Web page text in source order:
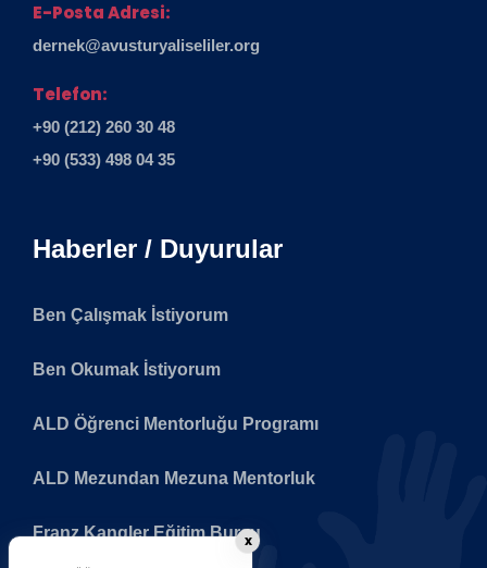
E-Posta Adresi:
dernek@avusturyaliseliler.org
Telefon:
+90 (212) 260 30 48
+90 (533) 498 04 35
Haberler / Duyurular
Ben Çalışmak İstiyorum
Ben Okumak İstiyorum
ALD Öğrenci Mentorluğu Programı
ALD Mezundan Mezuna Mentorluk
Franz Kangler Eğitim Bursu
x